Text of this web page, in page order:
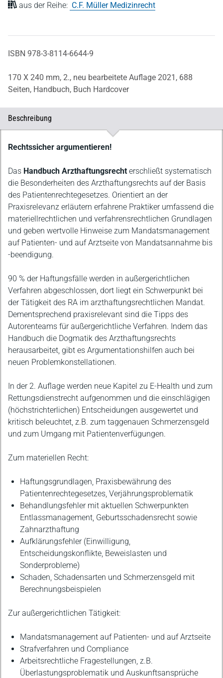
aus der Reihe: C.F. Müller Medizinrecht
ISBN 978-3-8114-6644-9
170 X 240 mm, 2., neu bearbeitete Auflage 2021, 688
Seiten, Handbuch, Buch Hardcover
Beschreibung
Beschreibung
Rechtssicher argumentieren!
Das Handbuch Arzthaftungsrecht erschließt systematisch
die Besonderheiten des Arzthaftungsrechts auf der Basis
des Patientenrechtegesetzes. Orientiert an der
Praxisrelevanz erläutern erfahrene Praktiker umfassend die
materiellrechtlichen und verfahrensrechtlichen Grundlagen
und geben wertvolle Hinweise zum Mandatsmanagement
auf Patienten- und auf Arztseite von Mandatsannahme bis
-beendigung.
90 % der Haftungsfälle werden in außergerichtlichen
Verfahren abgeschlossen, dort liegt ein Schwerpunkt bei
der Tätigkeit des RA im arzthaftungsrechtlichen Mandat.
Dementsprechend praxisrelevant sind die Tipps des
Autorenteams für außergerichtliche Verfahren. Indem das
Handbuch die Dogmatik des Arzthaftungsrechts
herausarbeitet, gibt es Argumentationshilfen auch bei
neuen Problemkonstellationen.
In der 2. Auflage werden neue Kapitel zu E-Health und zum
Rettungsdienstrecht aufgenommen und die einschlägigen
(höchstrichterlichen) Entscheidungen ausgewertet und
kritisch beleuchtet, z.B. zum taggenauen Schmerzensgeld
und zum Umgang mit Patientenverfügungen.
Zum materiellen Recht:
Haftungsgrundlagen, Praxisbewährung des
Patientenrechtegesetzes, Verjährungsproblematik
Behandlungsfehler mit aktuellen Schwerpunkten
Entlassmanagement, Geburtsschadensrecht sowie
Zahnarzthaftung
Aufklärungsfehler (Einwilligung,
Entscheidungskonflikte, Beweislasten und
Sonderprobleme)
Schaden, Schadensarten und Schmerzensgeld mit
Berechnungsbeispielen
Zur außergerichtlichen Tätigkeit:
Mandatsmanagement auf Patienten- und auf Arztseite
Strafverfahren und Compliance
Arbeitsrechtliche Fragestellungen, z.B.
Überlastungsproblematik und Auskunftsansprüche